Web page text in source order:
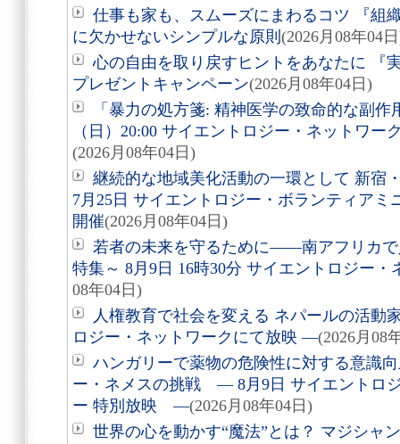
仕事も家も、スムーズにまわるコツ 『
に欠かせないシンプルな原則 (2026月08年04
心の自由を取り戻すヒントをあなたに 『
プレゼントキャンペーン(2026月08年04日)
「暴力の処方箋: 精神医学の致命的な副
（日）20:00 サイエントロジー・ネットワー
(2026月08年04日)
継続的な地域美化活動の一環として 新宿
7月25日 サイエントロジー・ボランティアミ
開催(2026月08年04日)
若者の未来を守るために――南アフリカ
特集～ 8月9日 16時30分 サイエントロジー・
08年04日)
人権教育で社会を変える ネパールの活動
ロジー・ネットワークにて放映 ―(2026月08
ハンガリーで薬物の危険性に対する意識
ー・ネメスの挑戦 ― 8月9日 サイエントロ
ー 特別放映 ―(2026月08年04日)
世界の心を動かす“魔法”とは？ マジシャ